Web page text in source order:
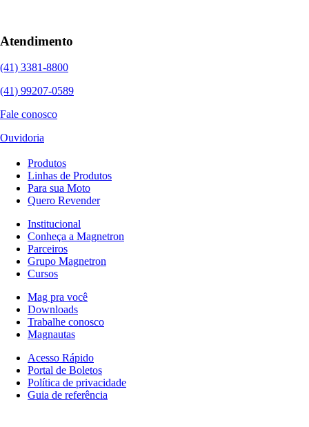
Atendimento
(41) 3381-8800
(41) 99207-0589
Fale conosco
Ouvidoria
Produtos
Linhas de Produtos
Para sua Moto
Quero Revender
Institucional
Conheça a Magnetron
Parceiros
Grupo Magnetron
Cursos
Mag pra você
Downloads
Trabalhe conosco
Magnautas
Acesso Rápido
Portal de Boletos
Política de privacidade
Guia de referência